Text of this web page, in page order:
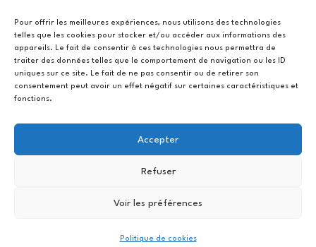
Pour offrir les meilleures expériences, nous utilisons des technologies
telles que les cookies pour stocker et/ou accéder aux informations des
appareils. Le fait de consentir à ces technologies nous permettra de
traiter des données telles que le comportement de navigation ou les ID
uniques sur ce site. Le fait de ne pas consentir ou de retirer son
consentement peut avoir un effet négatif sur certaines caractéristiques et
fonctions.
Accepter
Refuser
Voir les préférences
Politique de cookies
Politique de cookies (UE)